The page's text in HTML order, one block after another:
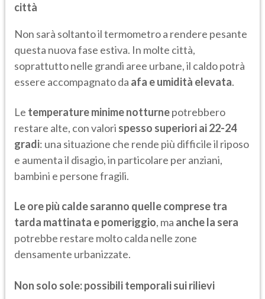
città
Non sarà soltanto il termometro a rendere pesante
questa nuova fase estiva. In molte città,
soprattutto nelle grandi aree urbane, il caldo potrà
essere accompagnato da afa e umidità elevata.
Le temperature minime notturnepotrebbero
restare alte, con valori spesso superiori ai 22-24
gradi: una situazione che rende più difficile il riposo
e aumenta il disagio, in particolare per anziani,
bambini e persone fragili.
Le ore più calde saranno quelle comprese tra
tarda mattinata e pomeriggio, ma anche la sera
potrebbe restare molto calda nelle zone
densamente urbanizzate.
Non solo sole: possibili temporali sui rilievi